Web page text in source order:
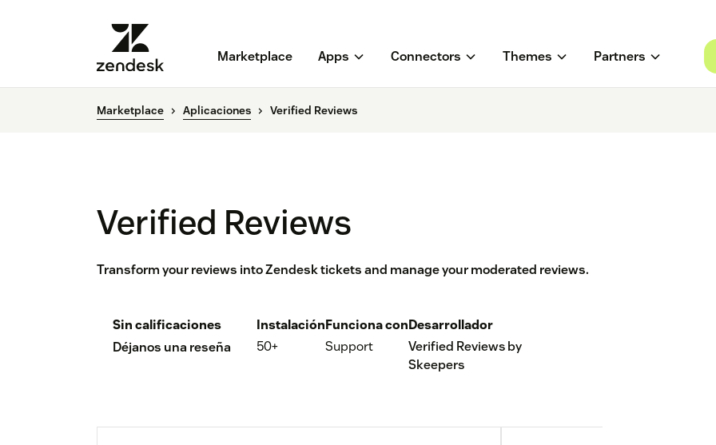
Marketplace Apps Connectors Themes Partners
Marketplace Aplicaciones Verified Reviews
Verified Reviews
Transform your reviews into Zendesk tickets and manage your moderated reviews.
Sin calificaciones
Déjanos una reseña
Instalación
50+
Funciona con
Support
Desarrollador
Verified Reviews by
Skeepers